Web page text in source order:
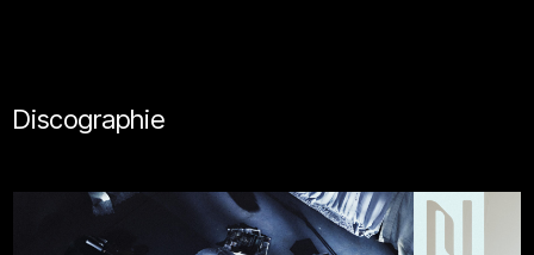
Discographie